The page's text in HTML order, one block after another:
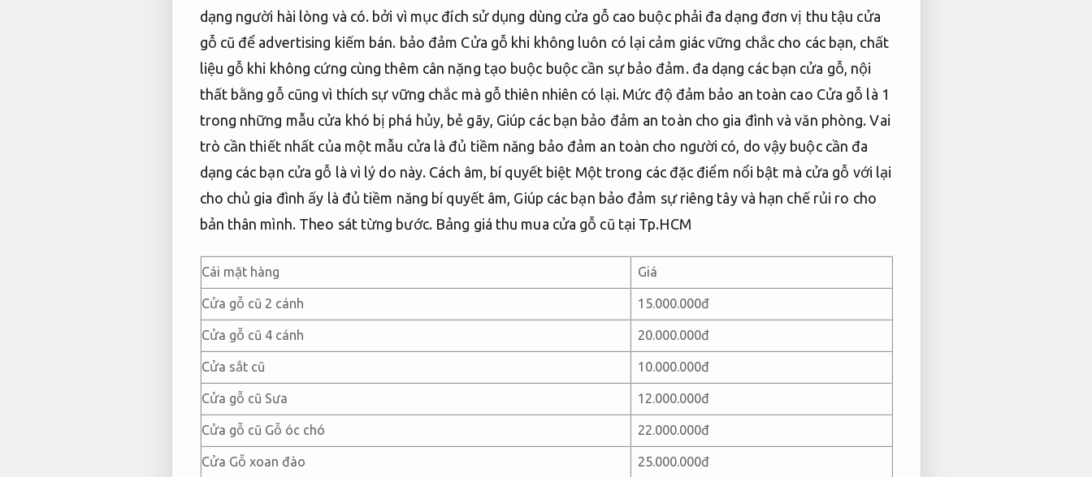
dạng người hài lòng và có. bởi vì mục đích sử dụng dùng cửa gỗ cao buộc phải đa dạng đơn vị thu tậu cửa
gỗ cũ để advertising kiếm bán. bảo đảm Cửa gỗ khi không luôn có lại cảm giác vững chắc cho các bạn, chất
liệu gỗ khi không cứng cùng thêm cân nặng tạo buộc buộc cần sự bảo đảm. đa dạng các bạn cửa gỗ, nội
thất bằng gỗ cũng vì thích sự vững chắc mà gỗ thiên nhiên có lại. Mức độ đảm bảo an toàn cao Cửa gỗ là 1
trong những mẫu cửa khó bị phá hủy, bẻ gãy, Giúp các bạn bảo đảm an toàn cho gia đình và văn phòng. Vai
trò cần thiết nhất của một mẫu cửa là đủ tiềm năng bảo đảm an toàn cho người có, do vậy buộc cần đa
dạng các bạn cửa gỗ là vì lý do này. Cách âm, bí quyết biệt Một trong các đặc điểm nổi bật mà cửa gỗ với lại
cho chủ gia đình ấy là đủ tiềm năng bí quyết âm, Giúp các bạn bảo đảm sự riêng tây và hạn chế rủi ro cho
bản thân mình. Theo sát từng bước.Bảng giá thu mua cửa gỗ cũ tại Tp.HCM
Cái mặt hàng Giá
Cửa gỗ cũ 2 cánh 15.000.000đ
Cửa gỗ cũ 4 cánh 20.000.000đ
Cửa sắt cũ 10.000.000đ
Cửa gỗ cũ Sưa 12.000.000đ
Cửa gỗ cũ Gỗ óc chó 22.000.000đ
Cửa Gỗ xoan đào 25.000.000đ